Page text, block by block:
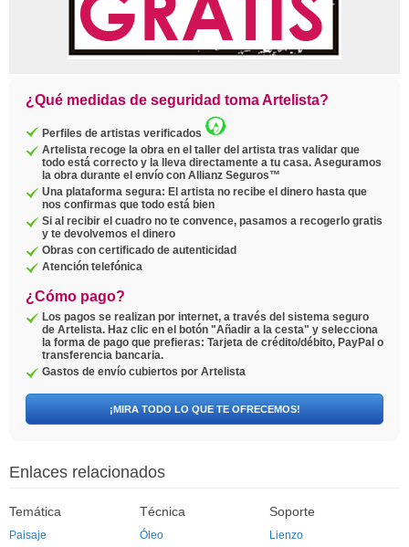
¿Qué medidas de seguridad toma Artelista?
Perfiles de artistas verificados
Artelista recoge la obra en el taller del artista tras validar que
todo está correcto y la lleva directamente a tu casa. Aseguramos
la obra durante el envío con Allianz Seguros™
Una plataforma segura: El artista no recibe el dinero hasta que
nos confirmas que todo está bien
Si al recibir el cuadro no te convence, pasamos a recogerlo gratis
y te devolvemos el dinero
Obras con certificado de autenticidad
Atención telefónica
¿Cómo pago?
Los pagos se realizan por internet, a través del sistema seguro
de Artelista. Haz clic en el botón "Añadir a la cesta" y selecciona
la forma de pago que prefieras: Tarjeta de crédito/débito, PayPal o
transferencia bancaria.
Gastos de envío cubiertos por Artelista
¡MIRA TODO LO QUE TE OFRECEMOS!
Enlaces relacionados
Temática
Paisaje
Técnica
Óleo
Soporte
Lienzo